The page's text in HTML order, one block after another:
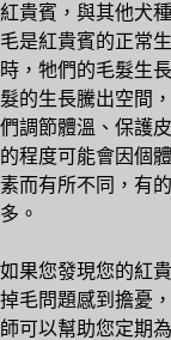
紅貴賓，與其他犬
毛是紅貴賓的正常
時，牠們的毛髮生
髮的生長騰出空間
們調節體溫、保護
的程度可能會因個
素而有所不同，有
多。
如果您發現您的紅
掉毛問題感到擔憂
師可以幫助您定期